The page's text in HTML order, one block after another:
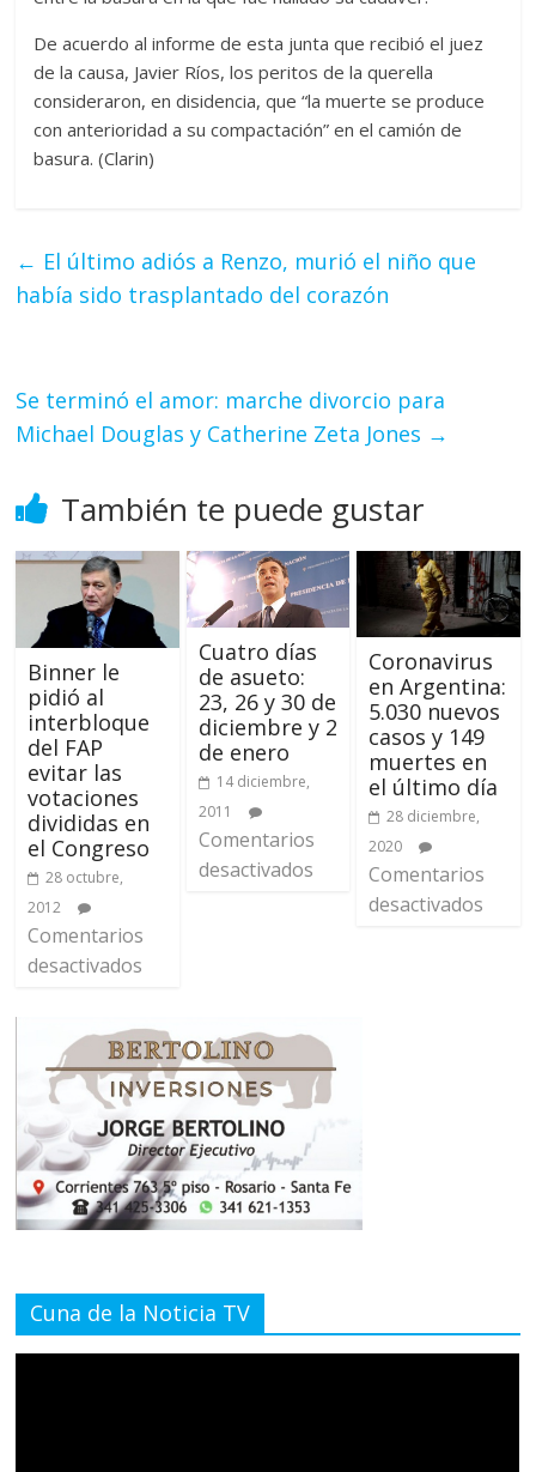
De acuerdo al informe de esta junta que recibió el juez
de la causa, Javier Ríos, los peritos de la querella
consideraron, en disidencia, que “la muerte se produce
con anterioridad a su compactación” en el camión de
basura. (Clarin)
← El último adiós a Renzo, murió el niño que
había sido trasplantado del corazón
Se terminó el amor: marche divorcio para
Michael Douglas y Catherine Zeta Jones →
También te puede gustar
Binner le
pidió al
interbloque
del FAP
evitar las
votaciones
divididas en
el Congreso
28 octubre,
2012
Comentarios
desactivados
Cuatro días
de asueto:
23, 26 y 30 de
diciembre y 2
de enero
14 diciembre,
2011
Comentarios
desactivados
Coronavirus
en Argentina:
5.030 nuevos
casos y 149
muertes en
el último día
28 diciembre,
2020
Comentarios
desactivados
Cuna de la Noticia TV